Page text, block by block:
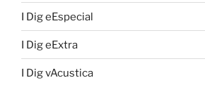
I Dig eEspecial
I Dig eExtra
I Dig vAcustica